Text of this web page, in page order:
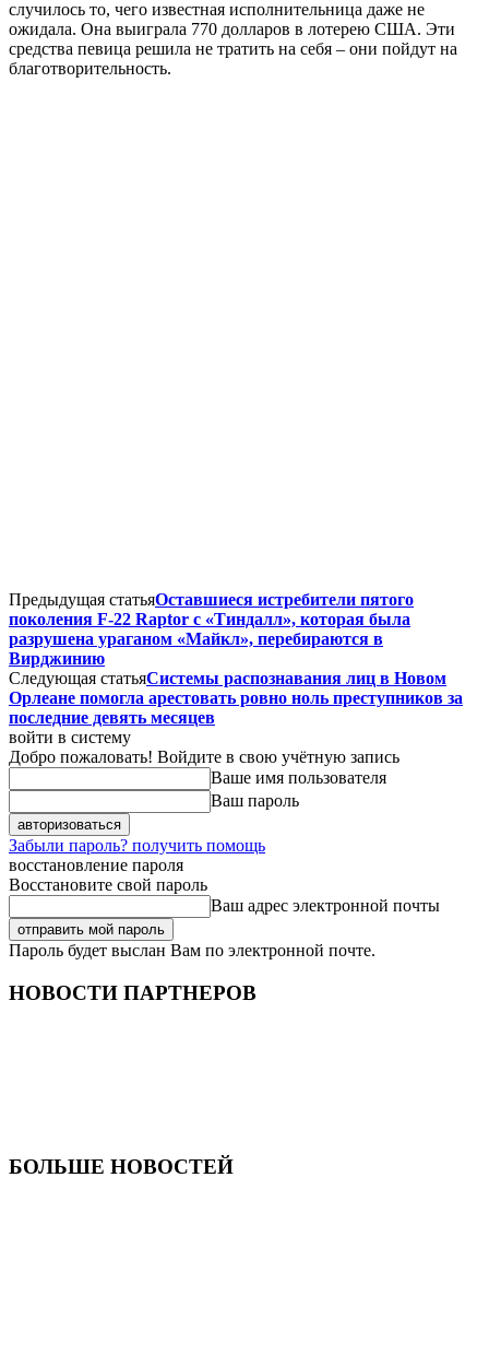
случилось то, чего известная исполнительница даже не
ожидала. Она выиграла 770 долларов в лотерею США. Эти
средства певица решила не тратить на себя – они пойдут на
благотворительность.
Предыдущая статьяОставшиеся истребители пятого
поколения F-22 Raptor с «Тиндалл», которая была
разрушена ураганом «Майкл», перебираются в
Вирджинию
Следующая статьяСистемы распознавания лиц в Новом
Орлеане помогла арестовать ровно ноль преступников за
последние девять месяцев
войти в систему
Добро пожаловать! Войдите в свою учётную запись
Ваше имя пользователя
Ваш пароль
Забыли пароль? получить помощь
восстановление пароля
Восстановите свой пароль
Ваш адрес электронной почты
Пароль будет выслан Вам по электронной почте.
НОВОСТИ ПАРТНЕРОВ
БОЛЬШЕ НОВОСТЕЙ